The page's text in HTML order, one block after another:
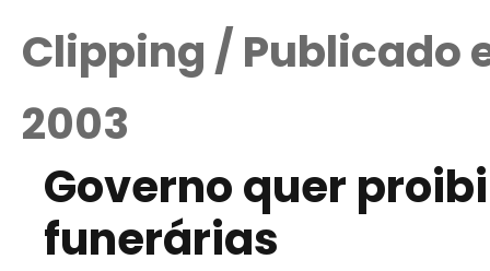
Clipping / Publicado
2003
Governo quer
funerárias